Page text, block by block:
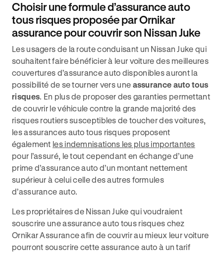
Choisir une formule d’assurance auto
tous risques proposée par Ornikar
assurance pour couvrir son Nissan Juke
Les usagers de la route conduisant un Nissan Juke qui
souhaitent faire bénéficier à leur voiture des meilleures
couvertures d’assurance auto disponibles auront la
possibilité de se tourner vers une assurance auto tous
risques. En plus de proposer des garanties permettant
de couvrir le véhicule contre la grande majorité des
risques routiers susceptibles de toucher des voitures,
les assurances auto tous risques proposent
également les indemnisations les plus importantes
pour l’assuré, le tout cependant en échange d’une
prime d’assurance auto d’un montant nettement
supérieur à celui celle des autres formules
d’assurance auto.
Les propriétaires de Nissan Juke qui voudraient
souscrire une assurance auto tous risques chez
Ornikar Assurance afin de couvrir au mieux leur voiture
pourront souscrire cette assurance auto à un tarif